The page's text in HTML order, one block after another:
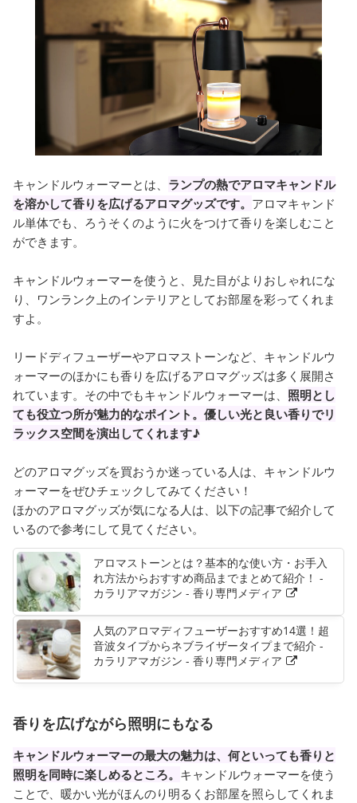
キャンドルウォーマーとは、 ランプの熱でアロマキャンドル
を溶かして香りを広げるアロマグッズです。 アロマキャンド
ル単体でも、ろうそくのように火をつけて香りを楽しむこと
ができます。
キャンドルウォーマーを使うと、見た目がよりおしゃれにな
り、ワンランク上のインテリアとしてお部屋を彩ってくれま
すよ。
リードディフューザーやアロマストーンなど、キャンドルウ
ォーマーのほかにも香りを広げるアロマグッズは多く展開さ
れています。その中でもキャンドルウォーマーは、 照明とし
ても役立つ所が魅力的なポイント。優しい光と良い香りでリ
ラックス空間を演出してくれます♪
どのアロマグッズを買おうか迷っている人は、キャンドルウ
ォーマーをぜひチェックしてみてください！
ほかのアロマグッズが気になる人は、以下の記事で紹介して
いるので参考にして見てください。
アロマストーンとは？基本的な使い方・お手入
れ方法からおすすめ商品までまとめて紹介！ -
カラリアマガジン - 香り専門メディア
人気のアロマディフューザーおすすめ14選！超
音波タイプからネブライザータイプまで紹介 -
カラリアマガジン - 香り専門メディア
香りを広げながら照明にもなる
キャンドルウォーマーの最大の魅力は、何といっても香りと
照明を同時に楽しめるところ。 キャンドルウォーマーを使う
ことで、暖かい光がほんのり明るくお部屋を照らしてくれま